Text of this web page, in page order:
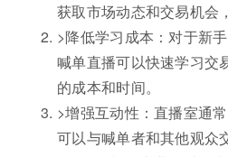
获取市场动态和交易机会
>降低学习成本：对于新
喊单直播可以快速学习交
的成本和时间。
>增强互动性：直播室通
可以与喊单者和其他观众